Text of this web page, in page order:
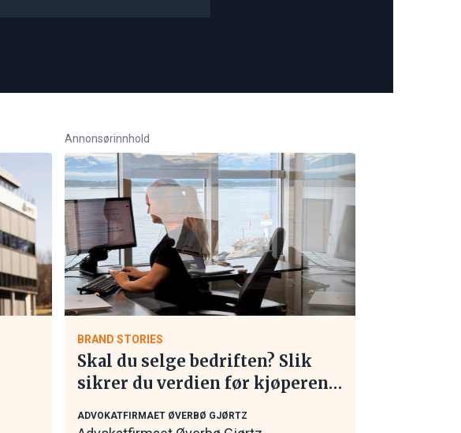
Annonsørinnhold
BRAND STORIES
Skal du selge bedriften? Slik
sikrer du verdien før kjøperen
ADVOKATFIRMAET ØVERBØ GJØRTZ